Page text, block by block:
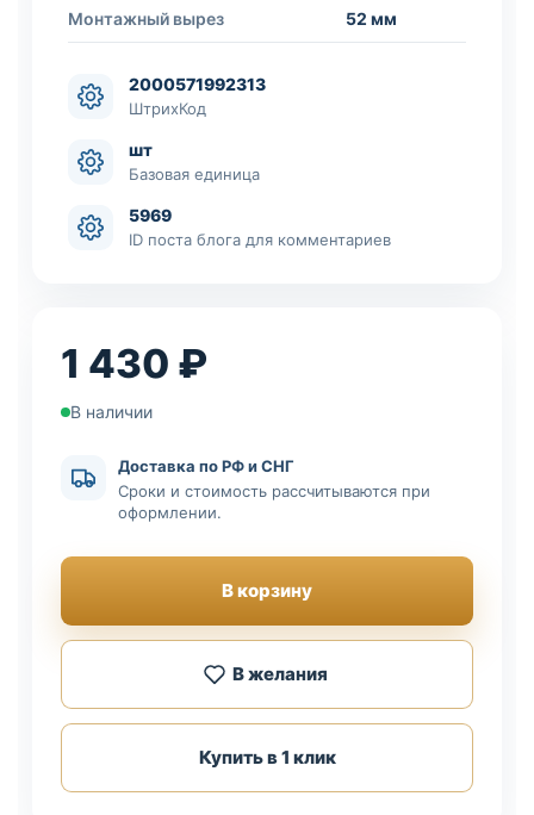
Монтажный вырез 52 мм
2000571992313
ШтрихКод
шт
Базовая единица
5969
ID поста блога для комментариев
1 430 ₽
В наличии
Доставка по РФ и СНГ
Сроки и стоимость рассчитываются при
оформлении.
В корзину
В желания
Купить в 1 клик